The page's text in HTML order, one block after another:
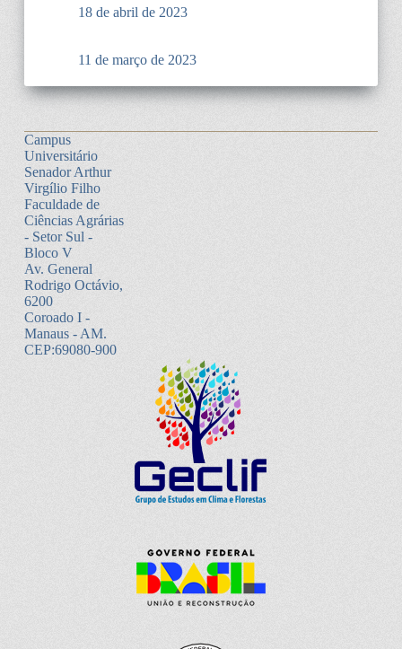
18 de abril de 2023
11 de março de 2023
Campus
Universitário
Senador Arthur
Virgílio Filho
Faculdade de
Ciências Agrárias
- Setor Sul -
Bloco V
Av. General
Rodrigo Octávio,
6200
Coroado I -
Manaus - AM.
CEP:69080-900